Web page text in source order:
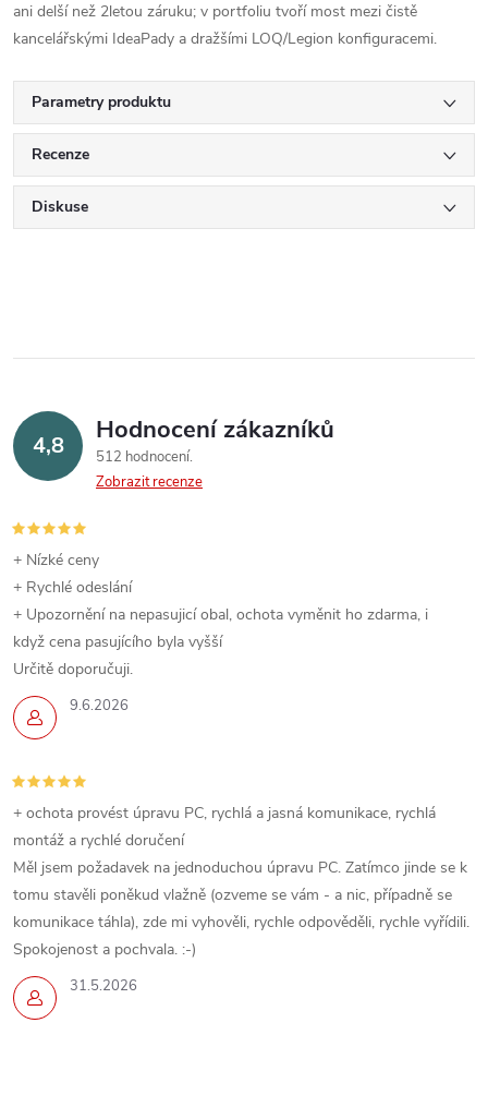
ani delší než 2letou záruku; v portfoliu tvoří most mezi čistě
kancelářskými IdeaPady a dražšími LOQ/Legion konfiguracemi.
Parametry produktu
Recenze
Diskuse
4,8 Hodnocení zákazníků
512 hodnocení
Zobrazit recenze
9.6.2026
+ Nízké ceny
+ Rychlé odeslání
+ Upozornění na nepasujicí obal, ochota vyměnit ho zdarma, i
když cena pasujícího byla vyšší
Určitě doporučuji.
31.5.2026
+ ochota provést úpravu PC, rychlá a jasná komunikace, rychlá
montáž a rychlé doručení
Měl jsem požadavek na jednoduchou úpravu PC. Zatímco jinde se k
tomu stavěli poněkud vlažně (ozveme se vám - a nic, případně se
komunikace táhla), zde mi vyhověli, rychle odpověděli, rychle vyřídili.
Spokojenost a pochvala. :-)